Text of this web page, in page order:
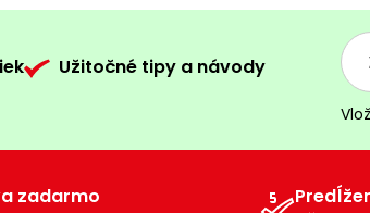
Užitočné tipy a návody
zadarmo